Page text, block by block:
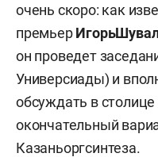
очень скоро: как
премьер
он проведет
Универсиады) и
обсуждать в столице
окончательный
Казаньоргсинтеза.